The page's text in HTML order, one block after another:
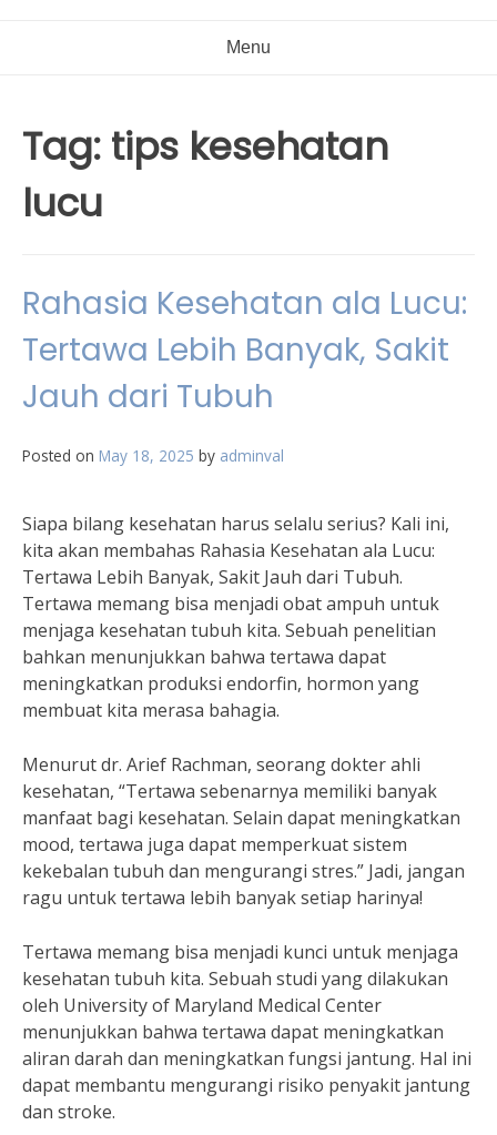
Menu
Tag: tips kesehatan
lucu
Rahasia Kesehatan ala Lucu:
Tertawa Lebih Banyak, Sakit
Jauh dari Tubuh
Posted on May 18, 2025 by adminval
Siapa bilang kesehatan harus selalu serius? Kali ini,
kita akan membahas Rahasia Kesehatan ala Lucu:
Tertawa Lebih Banyak, Sakit Jauh dari Tubuh.
Tertawa memang bisa menjadi obat ampuh untuk
menjaga kesehatan tubuh kita. Sebuah penelitian
bahkan menunjukkan bahwa tertawa dapat
meningkatkan produksi endorfin, hormon yang
membuat kita merasa bahagia.
Menurut dr. Arief Rachman, seorang dokter ahli
kesehatan, “Tertawa sebenarnya memiliki banyak
manfaat bagi kesehatan. Selain dapat meningkatkan
mood, tertawa juga dapat memperkuat sistem
kekebalan tubuh dan mengurangi stres.” Jadi, jangan
ragu untuk tertawa lebih banyak setiap harinya!
Tertawa memang bisa menjadi kunci untuk menjaga
kesehatan tubuh kita. Sebuah studi yang dilakukan
oleh University of Maryland Medical Center
menunjukkan bahwa tertawa dapat meningkatkan
aliran darah dan meningkatkan fungsi jantung. Hal ini
dapat membantu mengurangi risiko penyakit jantung
dan stroke.